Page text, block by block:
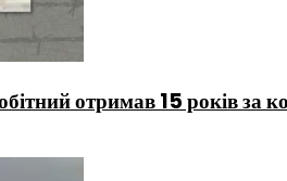
отримав 15 років за